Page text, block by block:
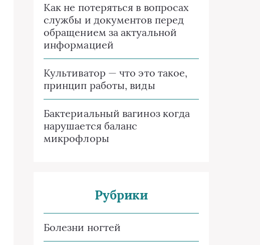
Как не потеряться в вопросах
службы и документов перед
обращением за актуальной
информацией
Культиватор — что это такое,
принцип работы, виды
Бактериальный вагиноз когда
нарушается баланс
микрофлоры
Рубрики
Болезни ногтей